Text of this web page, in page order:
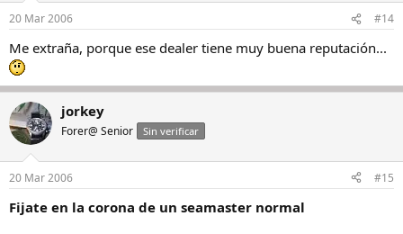
20 Mar 2006 #14
Me extraña, porque ese dealer tiene muy buena reputación...
jorkey
Forer@ Senior Sin verificar
20 Mar 2006 #15
Fijate en la corona de un seamaster normal